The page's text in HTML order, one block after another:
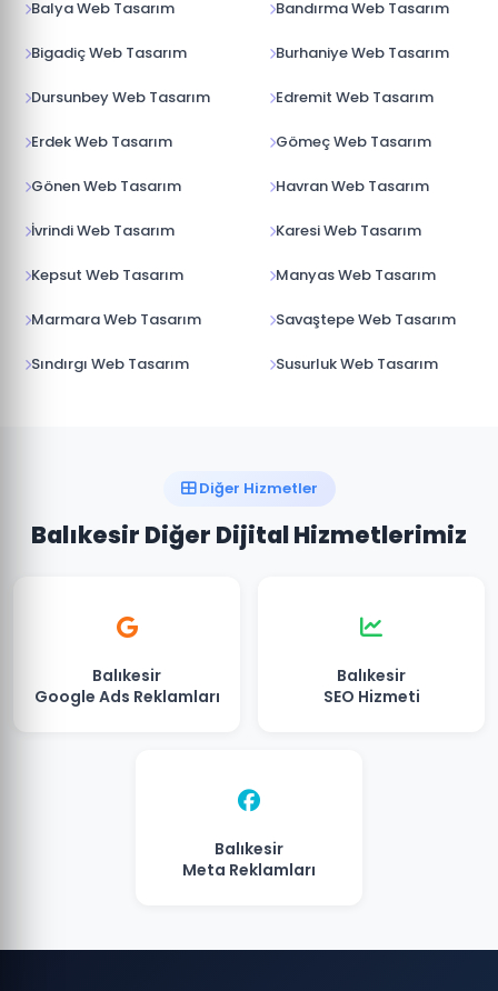
Balya Web Tasarım Bandırma Web Tasarım
Bigadiç Web Tasarım Burhaniye Web Tasarım
Dursunbey Web Tasarım Edremit Web Tasarım
Erdek Web Tasarım Gömeç Web Tasarım
Gönen Web Tasarım Havran Web Tasarım
İvrindi Web Tasarım Karesi Web Tasarım
Kepsut Web Tasarım Manyas Web Tasarım
Marmara Web Tasarım Savaştepe Web Tasarım
Sındırgı Web Tasarım Susurluk Web Tasarım
Diğer Hizmetler
Balıkesir Diğer Dijital Hizmetlerimiz
Balıkesir
Google Ads Reklamları
Balıkesir
SEO Hizmeti
Balıkesir
Meta Reklamları